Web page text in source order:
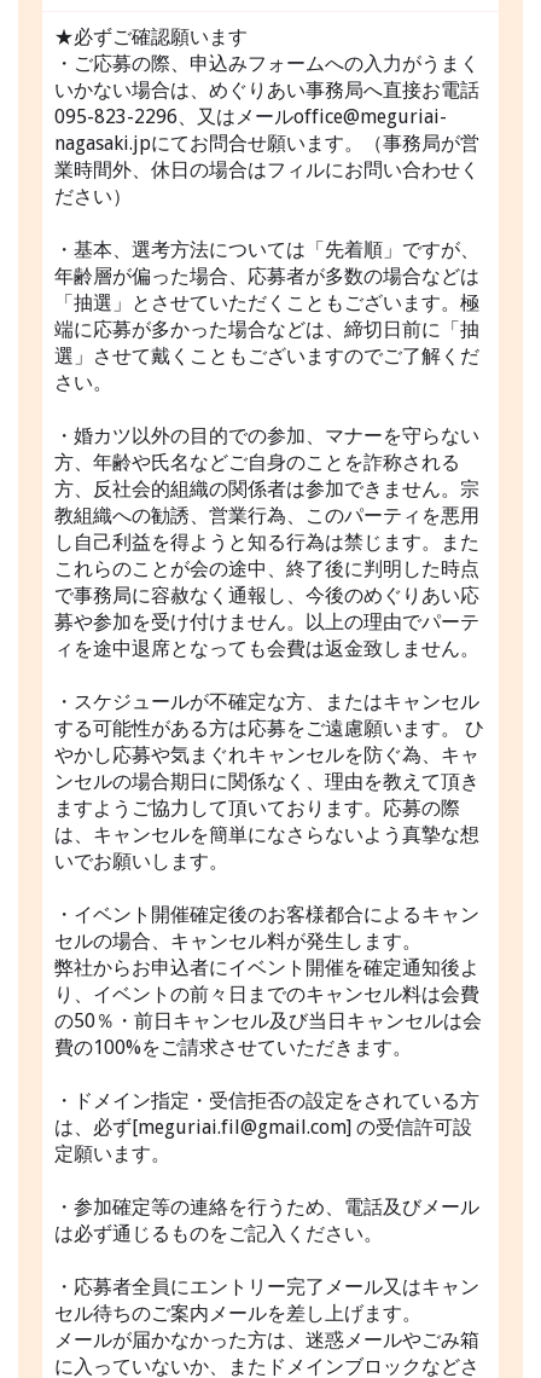
★必ずご確認願います
・ご応募の際、申込みフォームへの入力がうまく
いかない場合は、めぐりあい事務局へ直接お電話
095-823-2296、又はメールoffice@meguriai-
nagasaki.jpにてお問合せ願います。（事務局が営
業時間外、休日の場合はフィルにお問い合わせく
ださい）
・基本、選考方法については「先着順」ですが、
年齢層が偏った場合、応募者が多数の場合などは
「抽選」とさせていただくこともございます。極
端に応募が多かった場合などは、締切日前に「抽
選」させて戴くこともございますのでご了解くだ
さい。
・婚カツ以外の目的での参加、マナーを守らない
方、年齢や氏名などご自身のことを詐称される
方、反社会的組織の関係者は参加できません。宗
教組織への勧誘、営業行為、このパーティを悪用
し自己利益を得ようと知る行為は禁じます。また
これらのことが会の途中、終了後に判明した時点
で事務局に容赦なく通報し、今後のめぐりあい応
募や参加を受け付けません。以上の理由でパーテ
ィを途中退席となっても会費は返金致しません。
・スケジュールが不確定な方、またはキャンセル
する可能性がある方は応募をご遠慮願います。 ひ
やかし応募や気まぐれキャンセルを防ぐ為、キャ
ンセルの場合期日に関係なく、理由を教えて頂き
ますようご協力して頂いております。応募の際
は、キャンセルを簡単になさらないよう真摯な想
いでお願いします。
・イベント開催確定後のお客様都合によるキャン
セルの場合、キャンセル料が発生します。
弊社からお申込者にイベント開催を確定通知後よ
り、イベントの前々日までのキャンセル料は会費
の50％・前日キャンセル及び当日キャンセルは会
費の100%をご請求させていただきます。
・ドメイン指定・受信拒否の設定をされている方
は、必ず[meguriai.fil@gmail.com] の受信許可設
定願います。
・参加確定等の連絡を行うため、電話及びメール
は必ず通じるものをご記入ください。
・応募者全員にエントリー完了メール又はキャン
セル待ちのご案内メールを差し上げます。
メールが届かなかった方は、迷惑メールやごみ箱
に入っていないか、またドメインブロックなどさ